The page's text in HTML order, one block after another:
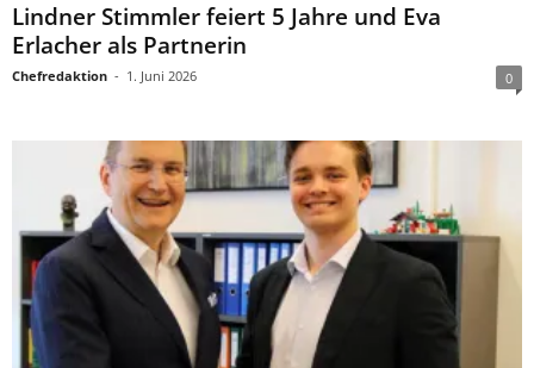
Lindner Stimmler feiert 5 Jahre und Eva
Erlacher als Partnerin
Chefredaktion - 1. Juni 2026 0